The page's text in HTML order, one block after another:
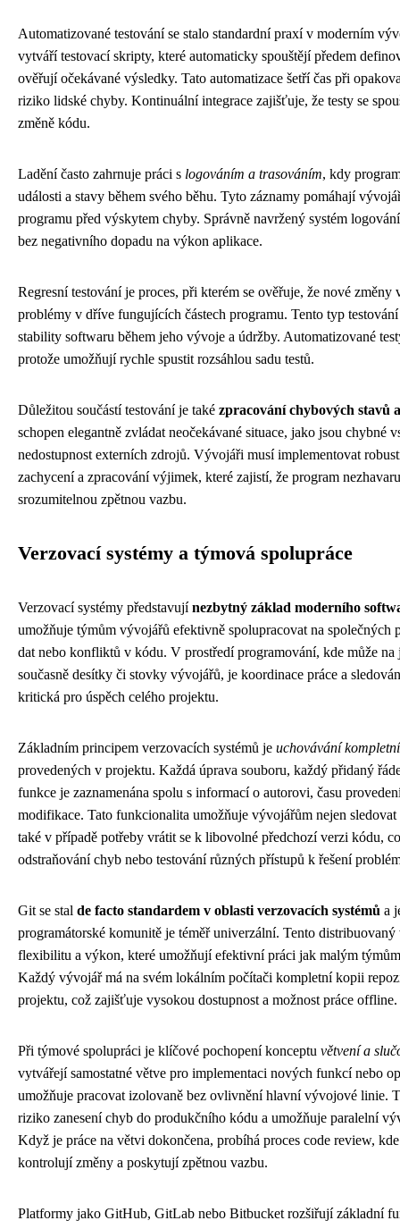
Automatizované testování se stalo standardní praxí v moderním
vytváří testovací skripty, které automaticky spouštějí předem
ověřují očekávané výsledky. Tato automatizace šetří čas při
riziko lidské chyby. Kontinuální integrace zajišťuje, že testy se
změně kódu.
Ladění často zahrnuje práci s logováním a trasováním, kdy
události a stavy během svého běhu. Tyto záznamy pomáhají
programu před výskytem chyby. Správně navržený systém
bez negativního dopadu na výkon aplikace.
Regresní testování je proces, při kterém se ověřuje, že nové změny
problémy v dříve fungujících částech programu. Tento typ
stability softwaru během jeho vývoje a údržby. Automatizované
protože umožňují rychle spustit rozsáhlou sadu testů.
Důležitou součástí testování je také zpracování chybových stavů
schopen elegantně zvládat neočekávané situace, jako jsou chybné
nedostupnost externích zdrojů. Vývojáři musí implementovat
zachycení a zpracování výjimek, které zajistí, že program
srozumitelnou zpětnou vazbu.
Verzovací systémy a týmová spolupráce
Verzovací systémy představujínezbytný základ moderního
umožňuje týmům vývojářů efektivně spolupracovat na společných
dat nebo konfliktů v kódu. V prostředí programování, kde může na
současně desítky či stovky vývojářů, je koordinace práce a
kritická pro úspěch celého projektu.
Základním principem verzovacích systémů je uchovávání
provedených v projektu. Každá úprava souboru, každý přidaný
funkce je zaznamenána spolu s informací o autorovi, času
modifikace. Tato funkcionalita umožňuje vývojářům nejen
také v případě potřeby vrátit se k libovolné předchozí verzi kódu,
odstraňování chyb nebo testování různých přístupů k řešení
Git se stal de facto standardem v oblasti verzovacích systémů a
programátorské komunitě je téměř univerzální. Tento
flexibilitu a výkon, které umožňují efektivní práci jak malým
Každý vývojář má na svém lokálním počítači kompletní kopii
projektu, což zajišťuje vysokou dostupnost a možnost práce offline.
Při týmové spolupráci je klíčové pochopení konceptu větvení a
vytvářejí samostatné větve pro implementaci nových funkcí nebo
umožňuje pracovat izolovaně bez ovlivnění hlavní vývojové linie.
riziko zanesení chyb do produkčního kódu a umožňuje paralelní
Když je práce na větvi dokončena, probíhá proces code review,
kontrolují změny a poskytují zpětnou vazbu.
Platformy jako GitHub, GitLab nebo Bitbucket rozšiřují základní